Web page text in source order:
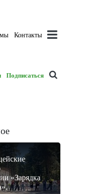
Контакты
Подписаться
«Зарядка